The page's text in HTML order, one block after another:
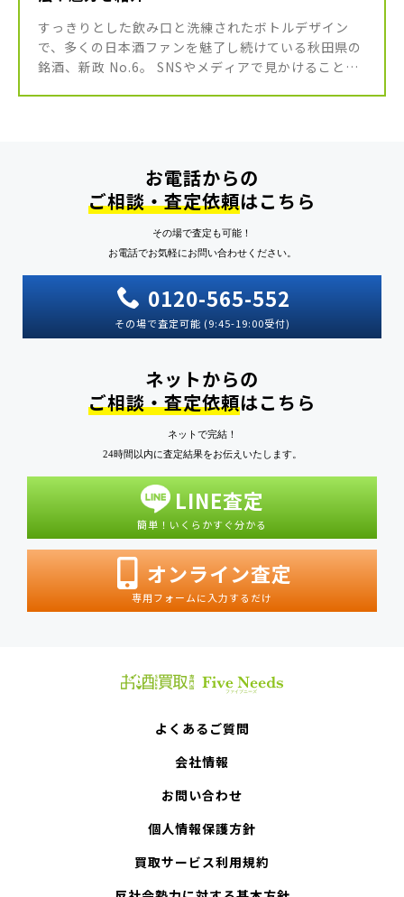
すっきりとした飲み口と洗練されたボトルデザイン
で、多くの日本酒ファンを魅了し続けている秋田県の
銘酒、新政 No.6。 SNSやメディアで見かけることも
お電話からの
ご相談・査定依頼はこちら
その場で査定も可能！
お電話でお気軽にお問い合わせください。
0120-565-552
その場で査定可能 (9:45-19:00受付)
ネットからの
ご相談・査定依頼はこちら
ネットで完結！
24時間以内に査定結果をお伝えいたします。
LINE査定
簡単！いくらかすぐ分かる
オンライン査定
専用フォームに入力するだけ
よくあるご質問
会社情報
お問い合わせ
個人情報保護方針
買取サービス利用規約